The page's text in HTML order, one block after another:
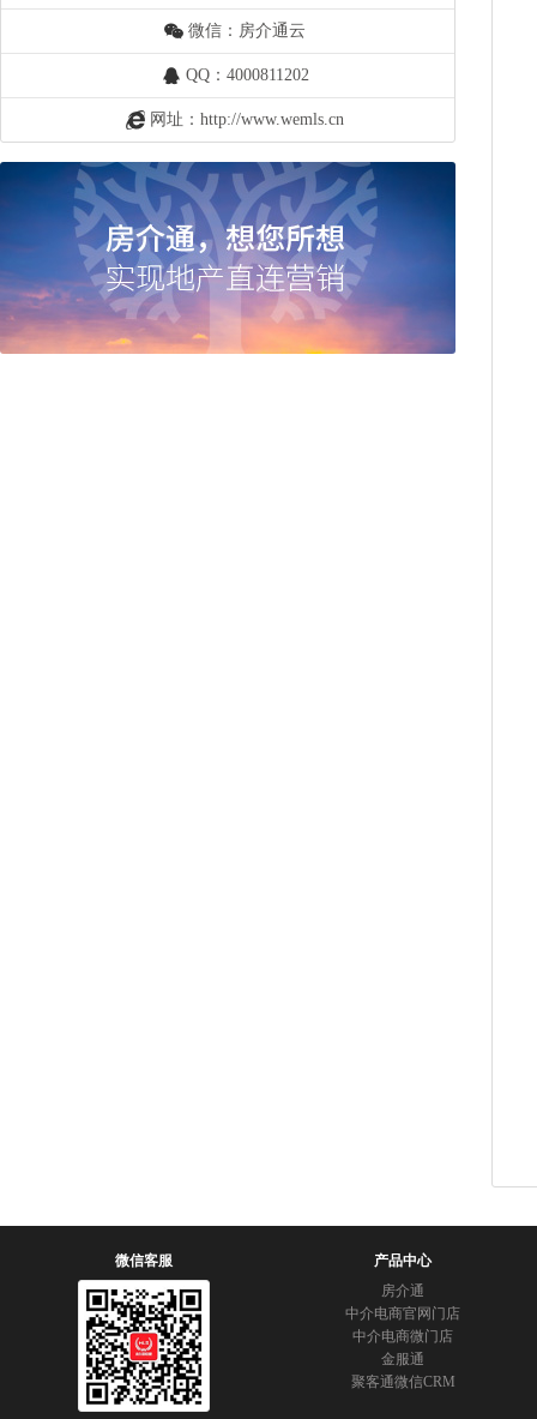
微信：房介通云
QQ：4000811202
网址：http://www.wemls.cn
微信客服
产品中心
房介通
中介电商官网门店
中介电商微门店
金服通
聚客通微信CRM